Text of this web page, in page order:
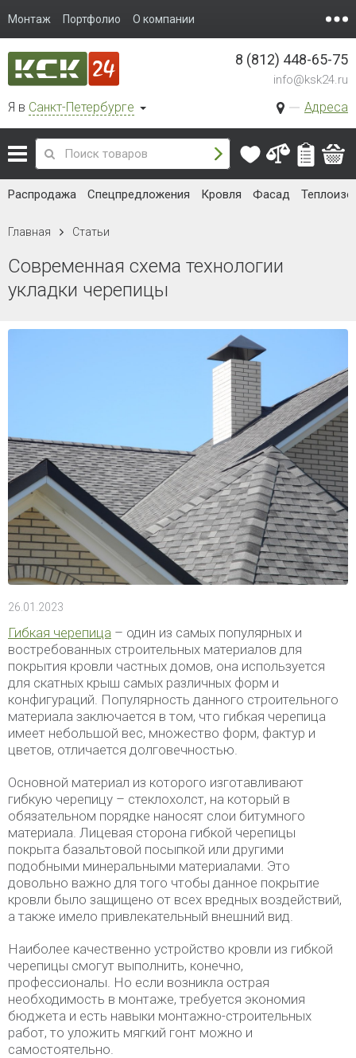
Монтаж Портфолио О компании
Я в Санкт-Петербурге Адреса
8 (812) 448-65-75
info@ksk24.ru
Распродажа Спецпредложения Кровля Фасад
Главная Статьи
Современная схема технологии
укладки черепицы
26.01.2023
Гибкая черепица – один из самых популярных и
востребованных строительных материалов для
покрытия кровли частных домов, она используется
для скатных крыш самых различных форм и
конфигураций. Популярность данного строительного
материала заключается в том, что гибкая черепица
имеет небольшой вес, множество форм, фактур и
цветов, отличается долговечностью.
Основной материал из которого изготавливают
гибкую черепицу – стеклохолст, на который в
обязательном порядке наносят слои битумного
материала. Лицевая сторона гибкой черепицы
покрыта базальтовой посыпкой или другими
подобными минеральными материалами. Это
довольно важно для того чтобы данное покрытие
кровли было защищено от всех вредных воздействий,
а также имело привлекательный внешний вид.
Наиболее качественно устройство кровли из гибкой
черепицы смогут выполнить, конечно,
профессионалы. Но если возникла острая
необходимость в монтаже, требуется экономия
бюджета и есть навыки монтажно-строительных
работ, то уложить мягкий гонт можно и
самостоятельно.